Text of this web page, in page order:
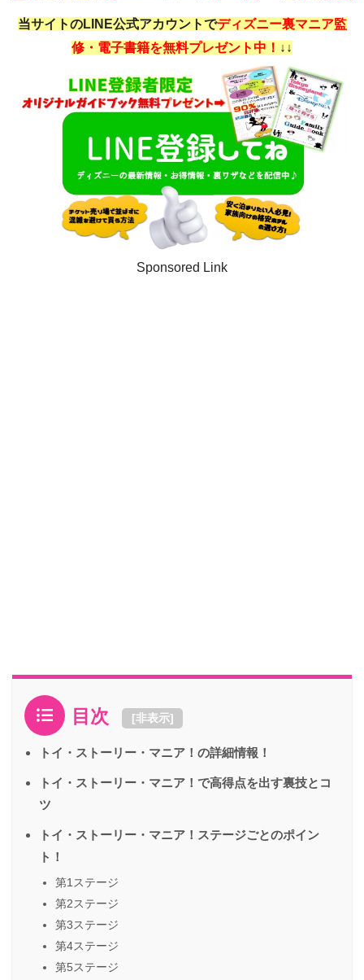
当サイトのLINE公式アカウントでディズニー裏マニア監
修・電子書籍を無料プレゼント中！ ↓↓
Sponsored Link
目次 [非表示]
トイ・ストーリー・マニア！の詳細情報！
トイ・ストーリー・マニア！で高得点を出す裏技とコ
ツ
トイ・ストーリー・マニア！ステージごとのポイン
ト！
第1ステージ
第2ステージ
第3ステージ
第4ステージ
第5ステージ